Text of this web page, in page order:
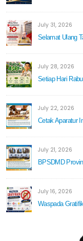
July 31, 2026
Selamat Ulang
July 28, 2026
Setiap Hari
July 22, 2026
Cetak Aparatur
July 21, 2026
BPSDMD
July 16, 2026
Waspada